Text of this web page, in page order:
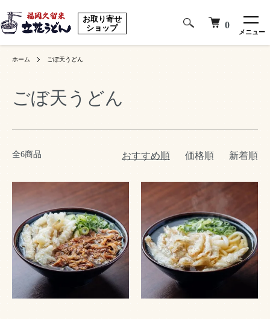
お取り寄せ
ショップ
0
メニュー
ホーム ごぼ天うどん
ごぼ天うどん
全6商品 おすすめ順 価格順 新着順